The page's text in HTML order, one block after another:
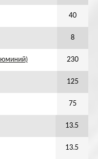
40
8
230
125
75
13.5
13.5